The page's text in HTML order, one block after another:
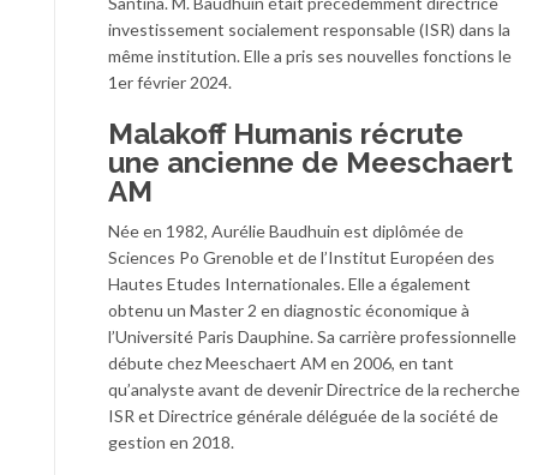
investissement socialement responsable (ISR) dans la
même institution. Elle a pris ses nouvelles fonctions le
1er février 2024.
Malakoff Humanis récrute
une ancienne de Meeschaert
AM
Née en 1982, Aurélie Baudhuin est diplômée de
Sciences Po Grenoble et de l’Institut Européen des
Hautes Etudes Internationales. Elle a également
obtenu un Master 2 en diagnostic économique à
l’Université Paris Dauphine. Sa carrière professionnelle
débute chez Meeschaert AM en 2006, en tant
qu’analyste avant de devenir Directrice de la recherche
ISR et Directrice générale déléguée de la société de
gestion en 2018.